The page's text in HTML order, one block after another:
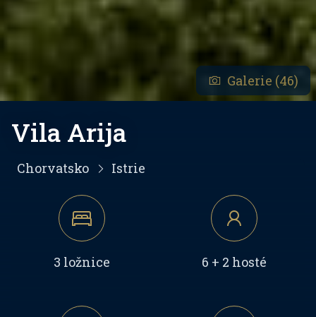
Galerie (46)
Vila Arija
Chorvatsko Istrie
3 ložnice 6 + 2 hosté